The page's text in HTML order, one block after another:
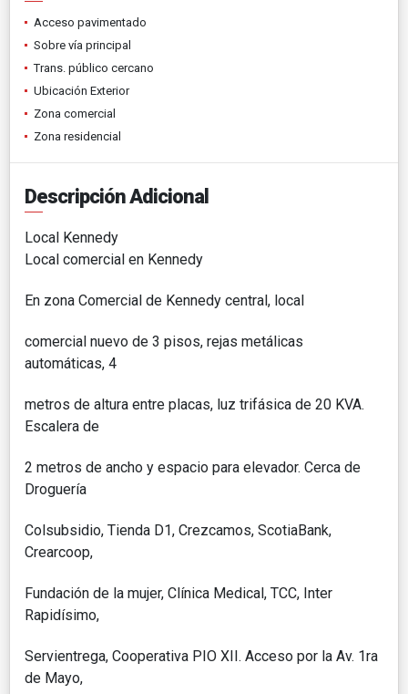
Acceso pavimentado
Sobre vía principal
Trans. público cercano
Ubicación Exterior
Zona comercial
Zona residencial
Descripción Adicional
Local Kennedy
Local comercial en Kennedy
En zona Comercial de Kennedy central, local
comercial nuevo de 3 pisos, rejas metálicas
automáticas, 4
metros de altura entre placas, luz trifásica de 20 KVA.
Escalera de
2 metros de ancho y espacio para elevador. Cerca de
Droguería
Colsubsidio, Tienda D1, Crezcamos, ScotiaBank,
Crearcoop,
Fundación de la mujer, Clínica Medical, TCC, Inter
Rapidísimo,
Servientrega, Cooperativa PIO XII. Acceso por la Av. 1ra
de Mayo,